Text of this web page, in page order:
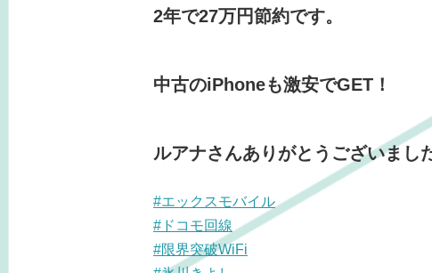
2年で27万円節約です。
中古のiPhoneも激安でGET！
ルアナさんありがとうございまし
#エックスモバイル
#ドコモ回線
#限界突破WiFi